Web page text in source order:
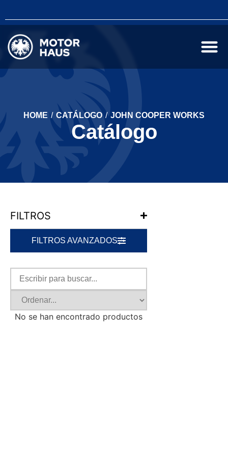
HOME / CATÁLOGO / JOHN COOPER WORKS
Catálogo
FILTROS
FILTROS AVANZADOS
No se han encontrado productos